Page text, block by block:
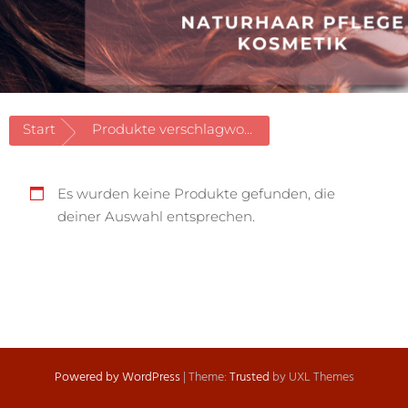
Start
Es wurden keine Produkte gefunden, die
deiner Auswahl entsprechen.
Powered by WordPress|Theme:Trusted by UXL Themes